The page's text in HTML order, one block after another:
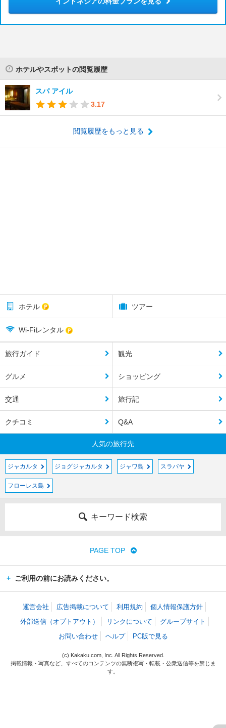
ホテルやスポットの閲覧履歴
スパ アイル
3.17
閲覧履歴をもっと見る
ホテル ツアー
Wi-Fiレンタル
旅行ガイド 観光
グルメ ショッピング
交通 旅行記
クチコミ Q&A
人気の旅行先
ジャカルタ ジョグジャカルタ ジャワ島 スラバヤ
フローレス島
キーワード検索
PAGE TOP
ご利用の前にお読みください。
運営会社 広告掲載について 利用規約
個人情報保護方針
外部送信（オプトアウト）
リンクについて
グループサイト
お問い合わせ
ヘルプ PC版で見る
(c) Kakaku.com, Inc. All Rights Reserved.
掲載情報・写真など、すべてのコンテンツの無断複写・転載・公衆送信等を禁じま
す。